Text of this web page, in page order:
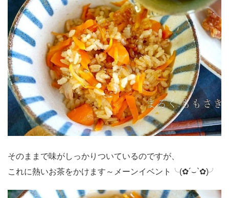
そのままで味がしっかりついているのですが、
これに熱いお茶をかけます～メーンイベント╰(✿´⌣`✿)╯